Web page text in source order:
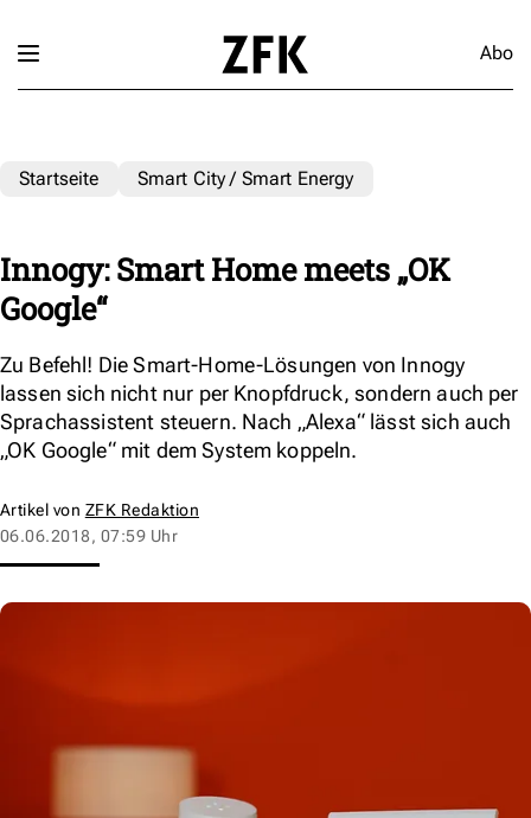
Abo
Startseite Smart City / Smart Energy
Innogy: Smart Home meets „OK
Google“
Zu Befehl! Die Smart-Home-Lösungen von Innogy
lassen sich nicht nur per Knopfdruck, sondern auch per
Sprachassistent steuern. Nach „Alexa“ lässt sich auch
„OK Google“ mit dem System koppeln.
Artikel von ZFK Redaktion
06.06.2018, 07:59 Uhr